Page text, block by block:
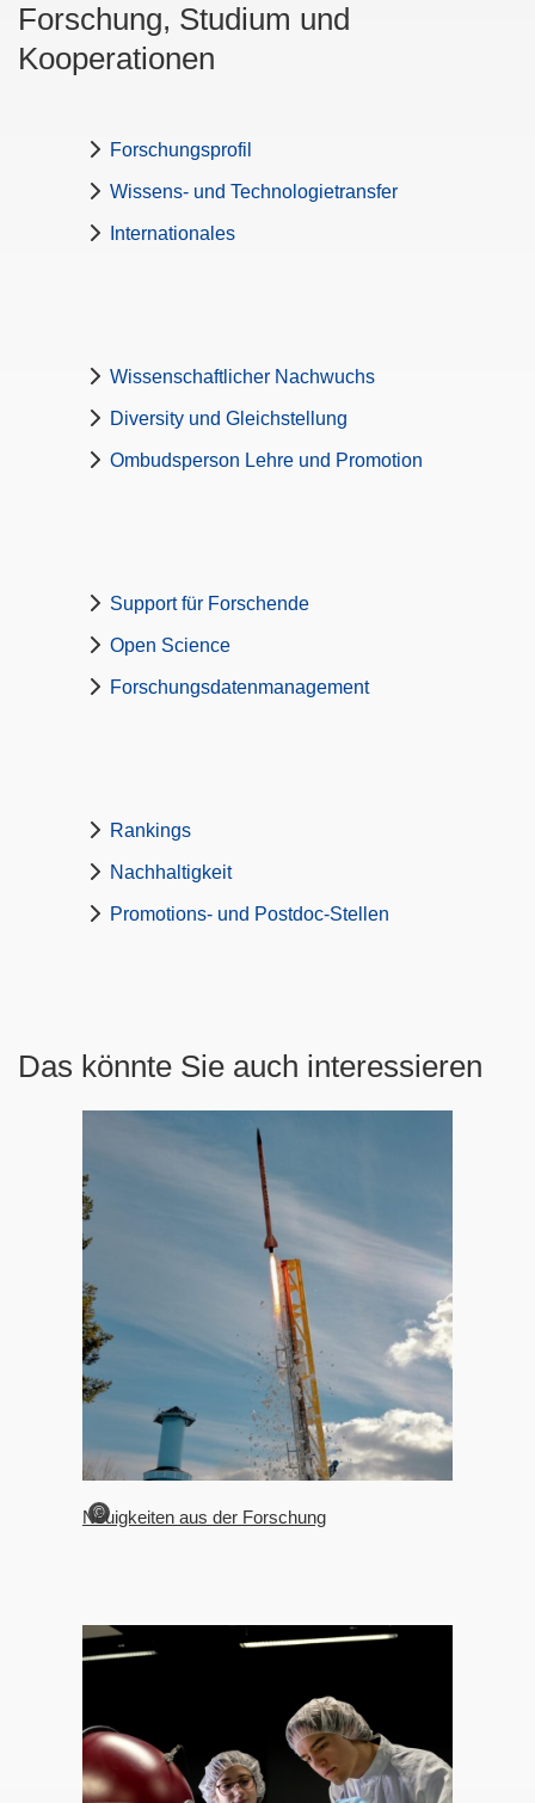
Forschung, Studium und
Kooperationen
Forschungsprofil
Wissens- und Technologietransfer
Internationales
Wissenschaftlicher Nachwuchs
Diversity und Gleichstellung
Ombudsperson Lehre und Promotion
Support für Forschende
Open Science
Forschungsdatenmanagement
Rankings
Nachhaltigkeit
Promotions- und Postdoc-Stellen
Das könnte Sie auch interessieren
©
Neuigkeiten aus der Forschung